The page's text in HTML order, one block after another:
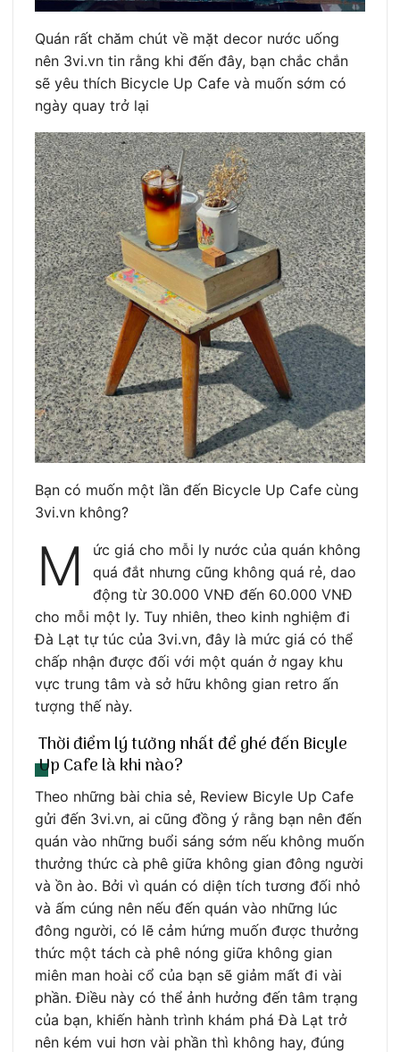
Quán rất chăm chút về mặt decor nước uống
nên 3vi.vn tin rằng khi đến đây, bạn chắc chắn
sẽ yêu thích Bicycle Up Cafe và muốn sớm có
ngày quay trở lại
Bạn có muốn một lần đến Bicycle Up Cafe cùng
3vi.vn không?
M
ức giá cho mỗi ly nước của quán không
quá đắt nhưng cũng không quá rẻ, dao
động từ 30.000 VNĐ đến 60.000 VNĐ
cho mỗi một ly. Tuy nhiên, theo kinh nghiệm đi
Đà Lạt tự túc của 3vi.vn, đây là mức giá có thể
chấp nhận được đối với một quán ở ngay khu
vực trung tâm và sở hữu không gian retro ấn
tượng thế này.
Thời điểm lý tưởng nhất để ghé đến Bicyle
Up Cafe là khi nào?
Theo những bài chia sẻ, Review Bicyle Up Cafe
gửi đến 3vi.vn, ai cũng đồng ý rằng bạn nên đến
quán vào những buổi sáng sớm nếu không muốn
thưởng thức cà phê giữa không gian đông người
và ồn ào. Bởi vì quán có diện tích tương đối nhỏ
và ấm cúng nên nếu đến quán vào những lúc
đông người, có lẽ cảm hứng muốn được thưởng
thức một tách cà phê nóng giữa không gian
miên man hoài cổ của bạn sẽ giảm mất đi vài
phần. Điều này có thể ảnh hưởng đến tâm trạng
của bạn, khiến hành trình khám phá Đà Lạt trở
nên kém vui hơn vài phần thì không hay, đúng